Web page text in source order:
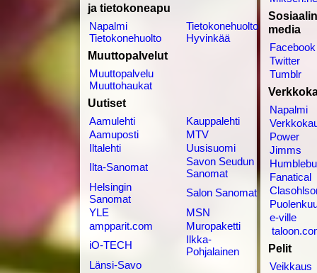
ja tietokoneapu
Napalmi
Tietokonehuolto
Tietokonehuolto
Hyvinkää
Muuttopalvelut
Muuttopalvelu
Muuttohaukat
Uutiset
Aamulehti
Kauppalehti
Aamuposti
MTV
Iltalehti
Uusisuomi
Ilta-Sanomat
Savon Seudun
Sanomat
Helsingin
Sanomat
Salon Sanomat
YLE
MSN
ampparit.com
Muropaketti
iO-TECH
Ilkka-
Pohjalainen
Länsi-Savo
media
Facebook
Twitter
Tumblr
Napalmi
Power
Jimms
Fanatical
e-ville
Pelit
Veikkaus